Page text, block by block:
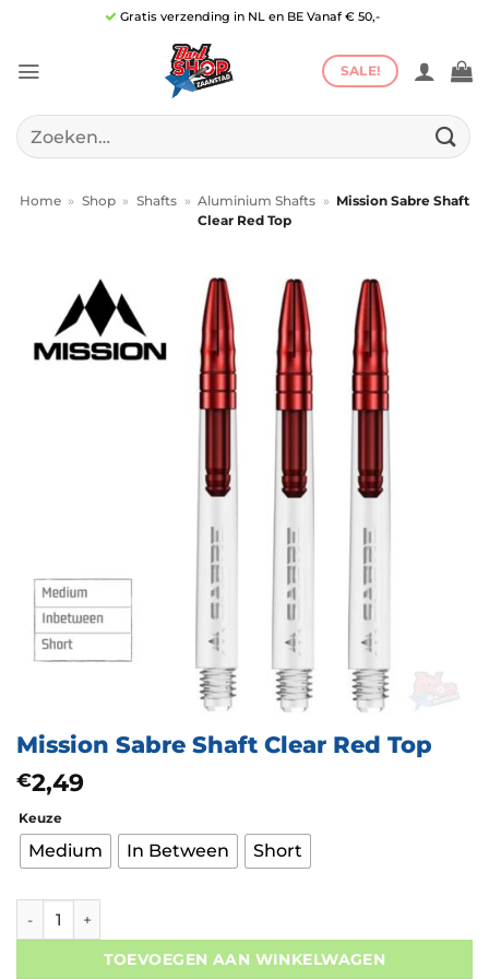
inhoud
Gratis verzending in NL en BE Vanaf € 50,-
SALE!
Zoeken
naar:
Home » Shop » Shafts » Aluminium Shafts » Mission Sabre Shaft
Clear Red Top
Mission Sabre Shaft Clear Red Top
€2,49
Keuze
Medium In Between Short
Mission Sabre Shaft Clear Red Top aantal
TOEVOEGEN AAN WINKELWAGEN